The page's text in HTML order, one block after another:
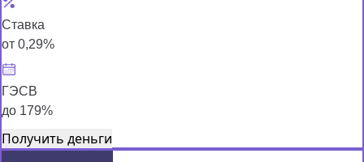
Ставка
от 0,29%
ГЭСВ
до 179%
Получить деньги